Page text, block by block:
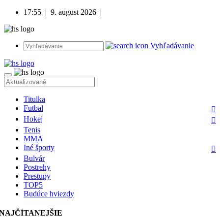
17:55 | 9. august 2026 |
Vyhľadávanie
Titulka
Futbal
Hokej
Tenis
MMA
Iné športy
Bulvár
Postrehy
Prestupy
TOP5
Budúce hviezdy